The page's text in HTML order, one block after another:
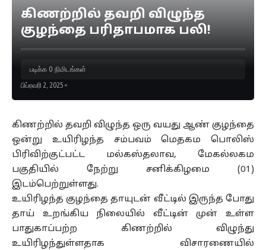
கிணற்றில் தவறி விழுந்த
குழந்தை பரிதாபமாக பலி!
பிப்ரவரி 2, 2025
படிக்க 0 நிமிடங்கள்
கிணற்றில் தவறி விழுந்த ஒரு வயது ஆண் குழந்தை
ஒன்று உயிரிழந்த சம்பவம் மெதகம பொலிஸ்
பிரிவிற்குட்பட்ட மல்கஸ்தலாவ, மேகல்லகம
பகுதியில் நேற்று சனிக்கிழமை (01)
இடம்பெற்றுள்ளது.
உயிரிழந்த குழந்தை தாயுடன் வீட்டில் இருந்த போது
தாய் உறங்கிய நிலையில் வீட்டின் முன் உள்ள
பாதுகாப்பற்ற கிணற்றில் விழுந்து
உயிரிழந்துள்ளதாக விசாரணையில்